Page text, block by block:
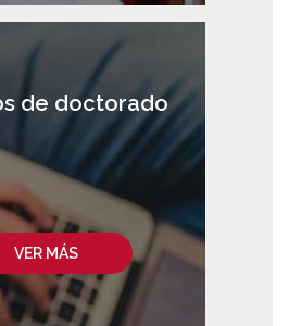
VER MÁS
de doctorado